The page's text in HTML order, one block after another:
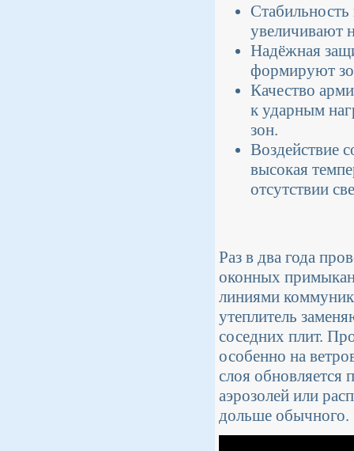
увеличивают
Надёжная
формируют
Качество
к ударным
зон.
Воздействие
высокая
отсутствии
Раз в два года
оконных
линиями
утеплитель
соседних плит.
особенно на
слоя обновляется
аэрозолей или
дольше обычного.